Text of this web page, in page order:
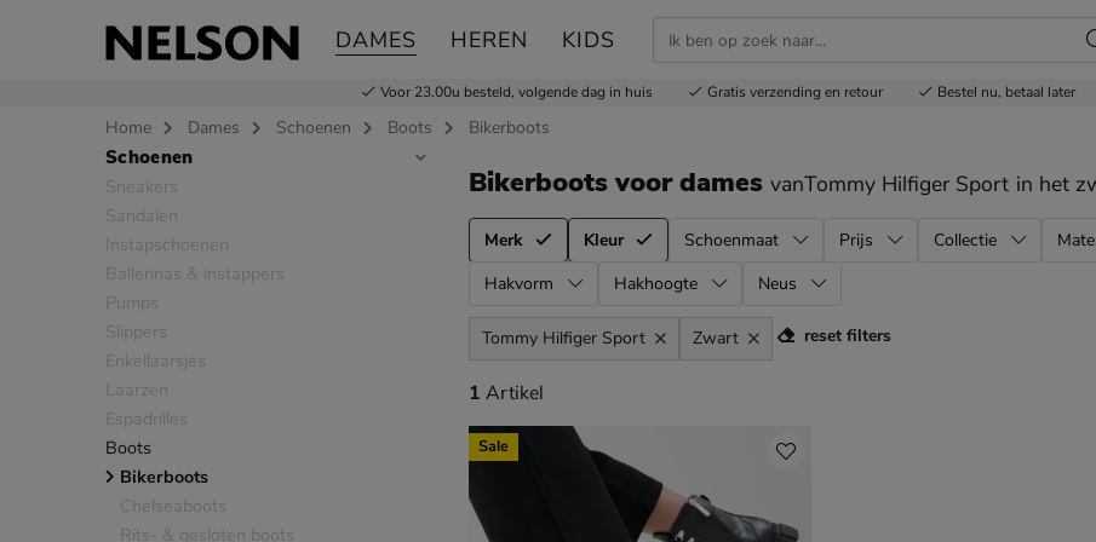
DAMES HEREN KIDS
Voor 23.00u besteld, volgende dag in huis Gratis verzending en retour Bestel nu, betaal later
Home Dames Schoenen Boots Bikerboots
Sla categorieën over
Schoenen
Sneakers
Sandalen
Instapschoenen
Ballerinas & instappers
Pumps
Slippers
Enkellaarsjes
Laarzen
Espadrilles
Boots
Bikerboots
Chelseaboots
Rits- & gesloten boots
Bikerboots voor dames vanTommy Hilfiger Sport in het
Merk Kleur Schoenmaat Prijs Collectie
Hakvorm
Hakhoogte Neus
Tommy Hilfiger Sport Zwart reset filters
1 artikel
1 Artikel
Sale